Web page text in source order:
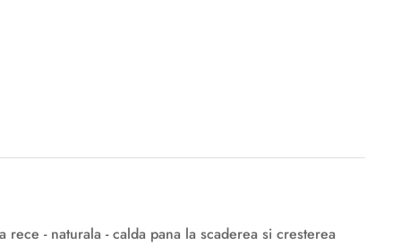
- naturala - calda pana la scaderea si cresterea